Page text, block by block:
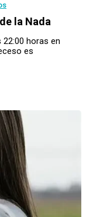
la Nada
horas en
es